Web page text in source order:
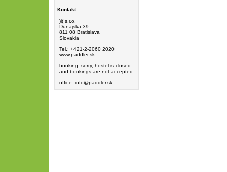
Kontakt
)i( s.r.o.
Dunajska 39
811 08 Bratislava
Slovakia
Tel.: +421-2-2060 2020
www.paddler.sk
booking: sorry, hostel is closed
and bookings are not accepted
office: info@paddler.sk